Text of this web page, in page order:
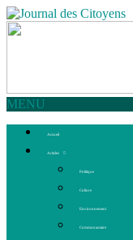
MENU
Accueil
Articles
Politique
Culture
Environnement
Communautaire